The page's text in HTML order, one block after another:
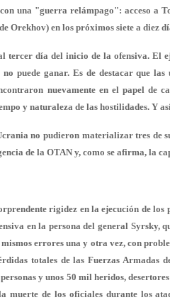
una "guerra relámpago": acceso a
Orekhov) en los próximos siete a diez
tercer día del inicio de la ofensiva. El
puede ganar. Es de destacar que
nuevamente en el papel de
y naturaleza de las hostilidades. Y
no pudieron materializar tres de
de la OTAN y, como se afirma, la
rigidez en la ejecución de
en la persona del general
errores una y otra vez, con
totales de las Fuerzas Armadas
y unos 50 mil heridos,
muerte de los oficiales durante los